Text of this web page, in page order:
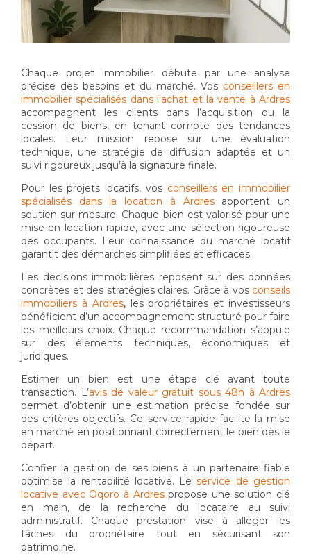
Chaque projet immobilier débute par une analyse
précise des besoins et du marché. Vos conseillers en
immobilier spécialisés dans l'achat et la vente à Ardres
accompagnent les clients dans l’acquisition ou la
cession de biens, en tenant compte des tendances
locales. Leur mission repose sur une évaluation
technique, une stratégie de diffusion adaptée et un
suivi rigoureux jusqu’à la signature finale.
Pour les projets locatifs, vos conseillers en immobilier
spécialisés dans la location à Ardresapportent un
soutien sur mesure. Chaque bien est valorisé pour une
mise en location rapide, avec une sélection rigoureuse
des occupants. Leur connaissance du marché locatif
garantit des démarches simplifiées et efficaces.
Les décisions immobilières reposent sur des données
concrètes et des stratégies claires. Grâce à vos conseils
immobiliers à Ardres, les propriétaires et investisseurs
bénéficient d’un accompagnement structuré pour faire
les meilleurs choix. Chaque recommandation s’appuie
sur des éléments techniques, économiques et
juridiques.
Estimer un bien est une étape clé avant toute
transaction. L’avis de valeur gratuit sous 48h à Ardres
permet d’obtenir une estimation précise fondée sur
des critères objectifs. Ce service rapide facilite la mise
en marché en positionnant correctement le bien dès le
départ.
Confier la gestion de ses biens à un partenaire fiable
optimise la rentabilité locative. Leservice de gestion
locative avec Oqoro à Ardrespropose une solution clé
en main, de la recherche du locataire au suivi
administratif. Chaque prestation vise à alléger les
tâches du propriétaire tout en sécurisant son
patrimoine.